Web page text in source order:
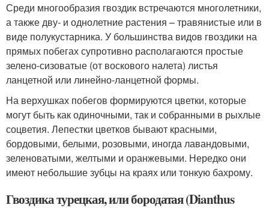
Среди многообразия гвоздик встречаются многолетники,
а также дву- и однолетние растения – травянистые или в
виде полукустарника. У большинства видов гвоздики на
прямых побегах супротивно располагаются простые
зелено-сизоватые (от воскового налета) листья
ланцетной или линейно-ланцетной формы.
На верхушках побегов формируются цветки, которые
могут быть как одиночными, так и собранными в рыхлые
соцветия. Лепестки цветков бывают красными,
бордовыми, белыми, розовыми, иногда лавандовыми,
зеленоватыми, желтыми и оранжевыми. Нередко они
имеют небольшие зубцы на краях или тонкую бахрому.
Гвоздика турецкая, или бородатая (Dianthus